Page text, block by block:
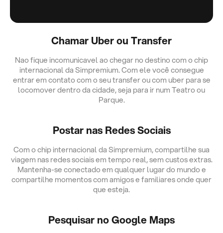
Chamar Uber ou Transfer
Nao fique incomunicavel ao chegar no destino com o chip
internacional da Simpremium. Com ele você consegue
entrar em contato com o seu transfer ou com uber para se
locomover dentro da cidade, seja para ir num Teatro ou
Parque.
Postar nas Redes Sociais
Com o chip internacional da Simpremium, compartilhe sua
viagem nas redes sociais em tempo real, sem custos extras.
Mantenha-se conectado em qualquer lugar do mundo e
compartilhe momentos com amigos e familiares onde quer
que esteja.
Pesquisar no Google Maps